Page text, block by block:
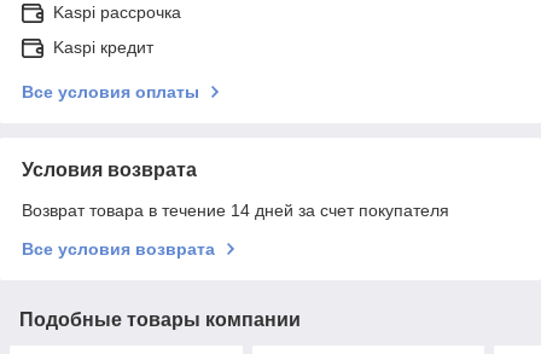
Kaspi рассрочка
Kaspi кредит
Все условия оплаты
Условия возврата
Возврат товара в течение 14 дней за счет покупателя
Все условия возврата
Подобные товары компании